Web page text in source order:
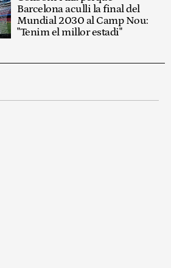
Barcelona aculli la final del
Mundial 2030 al Camp Nou:
"Tenim el millor estadi"